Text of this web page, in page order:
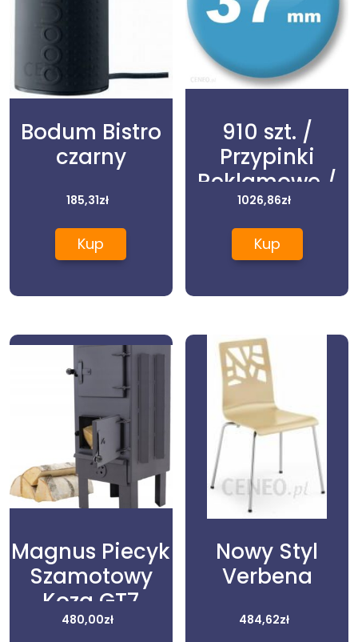
Bodum Bistro
czarny
185,31zł
Kup
910 szt. /
Przypinki
Reklamowe /
Twój Wzór
Logo Foto
Projekt / 37
1026,86zł
Kup
Magnus Piecyk
Szamotowy
Koza GT7
68x33x41cm
480,00zł
Nowy Styl
Verbena
484,62zł